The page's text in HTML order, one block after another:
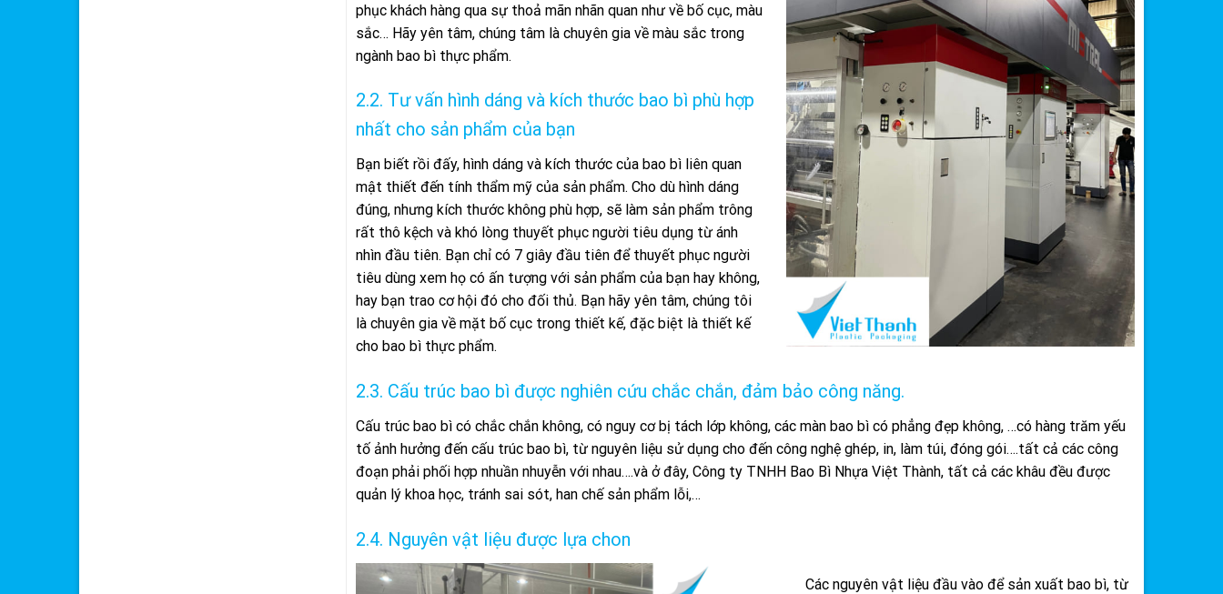
phục khách hàng qua sự thoả mãn nhãn quan như về bố cục, màu
sắc… Hãy yên tâm, chúng tâm là chuyên gia về màu sắc trong
ngành bao bì thực phẩm.
2.2. Tư vấn hình dáng và kích thước bao bì phù hợp
nhất cho sản phẩm của bạn
Bạn biết rồi đấy, hình dáng và kích thước của bao bì liên quan
mật thiết đến tính thẩm mỹ của sản phẩm. Cho dù hình dáng
đúng, nhưng kích thước không phù hợp, sẽ làm sản phẩm trông
rất thô kệch và khó lòng thuyết phục người tiêu dụng từ ánh
nhìn đầu tiên. Bạn chỉ có 7 giây đầu tiên để thuyết phục người
tiêu dùng xem họ có ấn tượng với sản phẩm của bạn hay không,
hay bạn trao cơ hội đó cho đối thủ. Bạn hãy yên tâm, chúng tôi
là chuyên gia về mặt bố cục trong thiết kế, đặc biệt là thiết kế
cho bao bì thực phẩm.
2.3. Cấu trúc bao bì được nghiên cứu chắc chắn, đảm bảo công năng.
Cấu trúc bao bì có chắc chắn không, có nguy cơ bị tách lớp không, các màn bao bì có phẳng đẹp không, …có hàng trăm yếu
tố ảnh hưởng đến cấu trúc bao bì, từ nguyên liệu sử dụng cho đến công nghệ ghép, in, làm túi, đóng gói….tất cả các công
đoạn phải phối hợp nhuần nhuyễn với nhau….và ở đây, Công ty TNHH Bao Bì Nhựa Việt Thành, tất cả các khâu đều được
quản lý khoa học, tránh sai sót, han chế sản phẩm lỗi,…
2.4. Nguyên vật liệu được lựa chon
Các nguyên vật liệu đầu vào để sản xuất bao bì, từ